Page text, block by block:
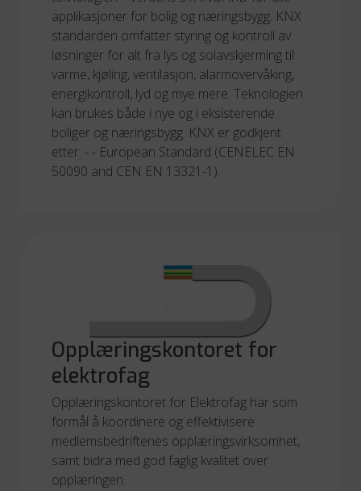
applikasjoner for bolig og næringsbygg. KNX
standarden omfatter styring og kontroll av
løsninger for alt fra lys og solavskjerming til
varme, kjøling, ventilasjon, alarmovervåking,
energikontroll, lyd og mye mere. Teknologien
kan brukes både i nye og i eksisterende
boliger og næringsbygg. KNX er godkjent
etter: - - European Standard (CENELEC EN
50090 and CEN EN 13321-1).
Opplæringskontoret for
elektrofag
Opplæringskontoret for Elektrofag har som
formål å koordinere og effektivisere
medlemsbedriftenes opplæringsvirksomhet,
samt bidra med god faglig kvalitet over
opplæringen.